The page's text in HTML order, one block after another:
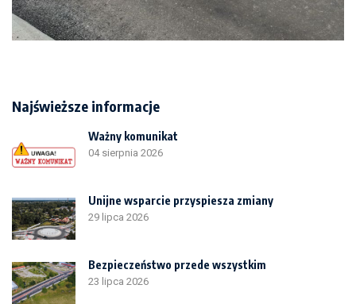
Najświeższe informacje
Ważny komunikat
04 sierpnia 2026
Unijne wsparcie przyspiesza zmiany
29 lipca 2026
Bezpieczeństwo przede wszystkim
23 lipca 2026